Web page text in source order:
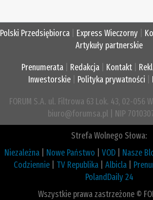
Polski Przedsiębiorca Express Wieczorny
Artykuły partnerskie
Prenumerata Redakcja Kontakt
Inwestorskie| Polityka prywatności
FORUM S.A. ul. Filtrowa 63 Lok. 43, 02-056
biuro@forumsa.pl | NIP
Strefa Wolnego Słowa:
Niezależna
Nowe Państwo VOD Nasze
Codziennie
TV Republika Albicla
PolandDaily 24
Wszystkie prawa zastrzeżone ©